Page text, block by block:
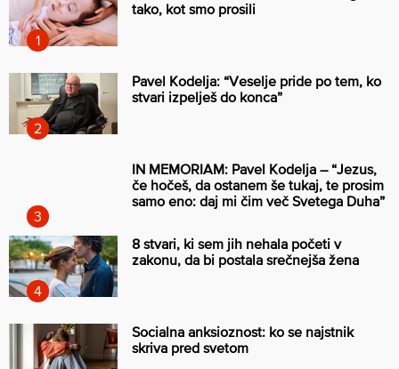
tako, kot smo prosili
Pavel Kodelja: “Veselje pride po tem, ko
stvari izpelješ do konca”
IN MEMORIAM: Pavel Kodelja – “Jezus,
če hočeš, da ostanem še tukaj, te prosim
samo eno: daj mi čim več Svetega Duha”
8 stvari, ki sem jih nehala početi v
zakonu, da bi postala srečnejša žena
Socialna anksioznost: ko se najstnik
skriva pred svetom